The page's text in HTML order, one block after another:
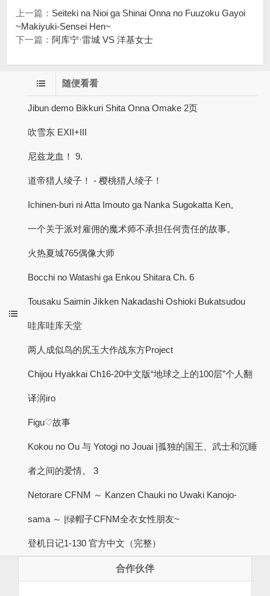
上一篇： Seiteki na Nioi ga Shinai Onna no Fuuzoku Gayoi
~Makiyuki-Sensei Hen~
下一篇： 阿库宁·雷城 VS 洋基女士
随便看看
Jibun demo Bikkuri Shita Onna Omake 2页
吹雪东 EXII+III
尼兹龙血！ 9.
道帝猎人绫子！ - 樱桃猎人绫子！
Ichinen-buri ni Atta Imouto ga Nanka Sugokatta Ken。
一个关于派对雇佣的魔术师不承担任何责任的故事。
火热夏城765偶像大师
Bocchi no Watashi ga Enkou Shitara Ch. 6
Tousaku Saimin Jikken Nakadashi Oshioki Bukatsudou
哇库哇库天堂
两人成似鸟的尻玉大作战东方Project
Chijou Hyakkai Ch16-20中文版“地球之上的100层”个人翻
译润iro
Figu♡故事
Kokou no Ou 与 Yotogi no Jouai |孤独的国王、武士和沉睡
者之间的爱情。 3
Netorare CFNM ～ Kanzen Chauki no Uwaki Kanojo-
sama ～ |绿帽子CFNM全衣女性朋友~
登机日记1-130 官方中文（完整）
合作伙伴